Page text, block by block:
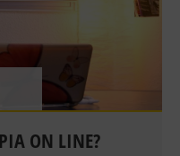
ON LINE?